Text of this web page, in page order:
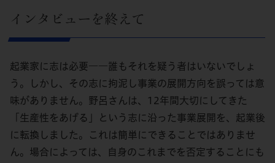
インタビューを終えて
起業家に志は必要――誰もそれを疑う者はいないでしょ
う。しかし、その志に拘泥し事業の展開方向を誤っては意
味がありません。野呂さんは、12年間大切にしてきた
「生産性をあげる」という志に沿った事業展開を、起業後
に転換しました。これは簡単にできることではありませ
ん。場合によっては、自身のこれまでを否定することにも